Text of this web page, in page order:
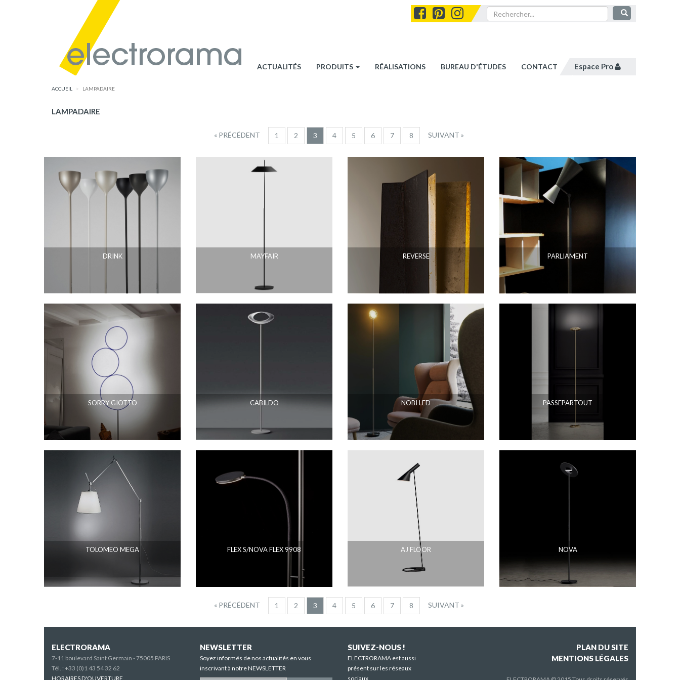
ACTUALITÉS PRODUITS RÉALISATIONS BUREAU D'ÉTUDES CONTACT Espace Pro
ACCUEIL LAMPADAIRE
LAMPADAIRE
« PRÉCÉDENT 1 2 3 4 5 6 7 8 SUIVANT »
DRINK MAYFAIR REVERSE PARLIAMENT
SORRY GIOTTO CABILDO NOBI LED PASSEPARTOUT
TOLOMEO MEGA FLEX S/NOVA FLEX 9908 AJ FLOOR NOVA
« PRÉCÉDENT 1 2 3 4 5 6 7 8 SUIVANT »
ELECTRORAMA
7-11 boulevard Saint Germain - 75005 PARIS
Tél. : +33 (0)1 43 54 32 62
HORAIRES D'OUVERTURE
NEWSLETTER
Soyez informés de nos actualités en vous
inscrivant à notre NEWSLETTER
SUIVEZ-NOUS !
ELECTRORAMA est aussi
présent sur les réseaux
sociaux
PLAN DU SITE
MENTIONS LÉGALES